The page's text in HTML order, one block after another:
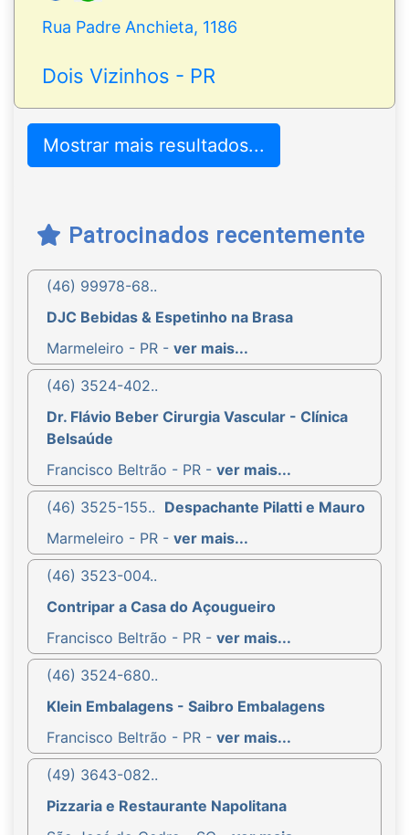
Rua Padre Anchieta, 1186
Dois Vizinhos - PR
Mostrar mais resultados...
Patrocinados recentemente
(46) 99978-68..
DJC Bebidas & Espetinho na Brasa
Marmeleiro - PR - ver mais...
(46) 3524-402..
Dr. Flávio Beber Cirurgia Vascular - Clínica
Belsaúde
Francisco Beltrão - PR - ver mais...
(46) 3525-155.. Despachante Pilatti e Mauro
Marmeleiro - PR - ver mais...
(46) 3523-004..
Contripar a Casa do Açougueiro
Francisco Beltrão - PR - ver mais...
(46) 3524-680..
Klein Embalagens - Saibro Embalagens
Francisco Beltrão - PR - ver mais...
(49) 3643-082..
Pizzaria e Restaurante Napolitana